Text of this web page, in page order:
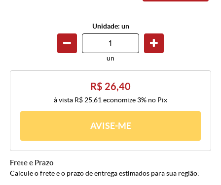
Unidade: un
un
R$ 26,40
à vista R$ 25,61 economize 3% no Pix
AVISE-ME
Frete e Prazo
Calcule o frete e o prazo de entrega estimados para sua região: